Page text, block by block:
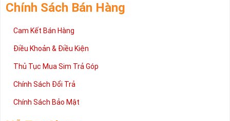
Chính Sách Bán Hàng
Cam Kết Bán Hàng
Điều Khoản & Điều Kiện
Thủ Tục Mua Sim Trả Góp
Chính Sách Đổi Trả
Chính Sách Bảo Mật